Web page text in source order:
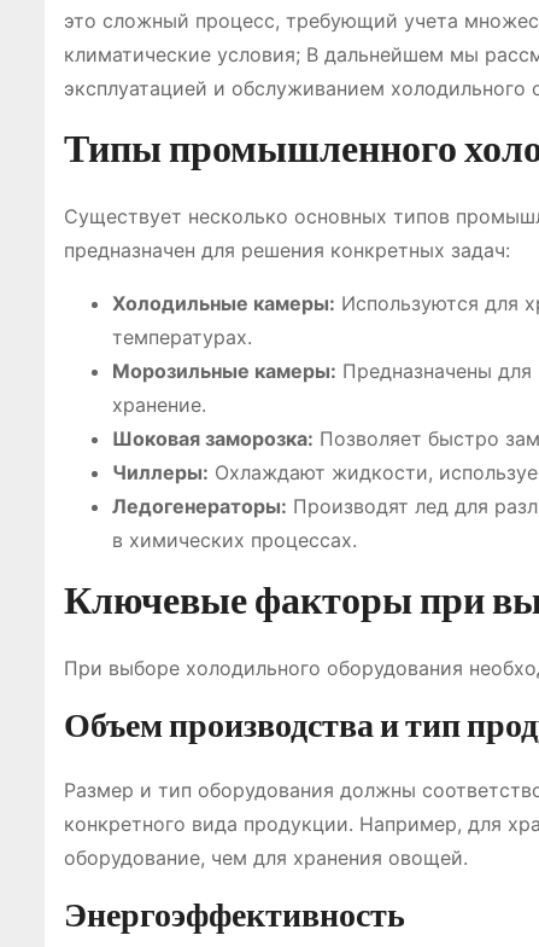
это сложный процесс, требующий учета
климатические условия; В дальнейшем мы
эксплуатацией и обслуживанием
Типы промышленного
Существует несколько основных типов
предназначен для решения конкретных задач:
Холодильные камеры: Используются для
температурах.
Морозильные камеры: Предназначены для
хранение.
Шоковая заморозка: Позволяет быстро
Чиллеры: Охлаждают жидкости,
Ледогенераторы: Производят лед для
в химических процессах.
Ключевые факторы при
При выборе холодильного оборудования
Объем производства и тип
Размер и тип оборудования должны
конкретного вида продукции. Например, для
оборудование, чем для хранения овощей.
Энергоэффективность